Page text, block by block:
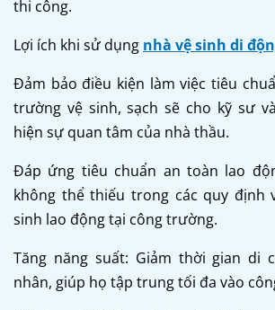
thi công.
Lợi ích khi sử dụng nhà vệ sinh di
Đảm bảo điều kiện làm việc tiêu
trường vệ sinh, sạch sẽ cho kỹ sư
hiện sự quan tâm của nhà thầu.
Đáp ứng tiêu chuẩn an toàn lao
không thể thiếu trong các quy định
sinh lao động tại công trường.
Tăng năng suất: Giảm thời gian di
nhân, giúp họ tập trung tối đa vào